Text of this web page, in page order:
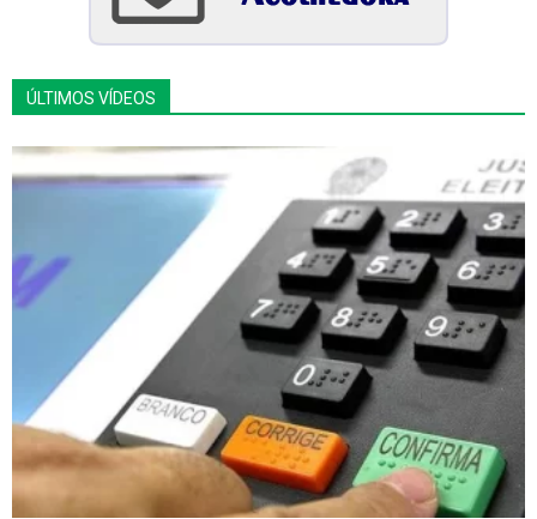
ÚLTIMOS VÍDEOS